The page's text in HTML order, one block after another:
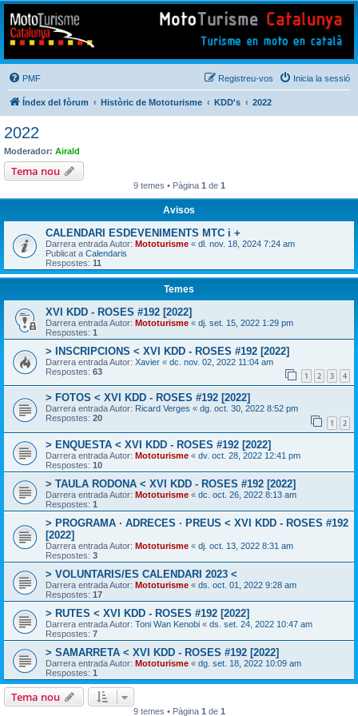
Mototurisme
Turisme en moto en català
PMF Inicia la sessió
Registreu-vos
Índex del fòrum Històric de Mototurisme KDD's 2022
2022
Moderador: Airald
Tema nou
9 temes • Pàgina 1 de 1
Avisos
CALENDARI ESDEVENIMENTS MTC i +
Darrera entrada Autor: Mototurisme « dl. nov. 18, 2024 7:24 am
Publicat a Calendaris
Respostes: 11
Temes
XVI KDD - ROSES #192 [2022]
Darrera entrada Autor: Mototurisme « dj. set. 15, 2022 1:29 pm
Respostes: 1
> INSCRIPCIONS < XVI KDD - ROSES #192 [2022]
Darrera entrada Autor: Xavier « dc. nov. 02, 2022 11:04 am
Respostes: 63 1 2 3 4
> FOTOS < XVI KDD - ROSES #192 [2022]
Darrera entrada Autor: Ricard Verges « dg. oct. 30, 2022 8:52 pm
Respostes: 20 1 2
> ENQUESTA < XVI KDD - ROSES #192 [2022]
Darrera entrada Autor: Mototurisme « dv. oct. 28, 2022 12:41 pm
Respostes: 10
> TAULA RODONA < XVI KDD - ROSES #192 [2022]
Darrera entrada Autor: Mototurisme « dc. oct. 26, 2022 8:13 am
Respostes: 1
> PROGRAMA · ADRECES · PREUS < XVI KDD - ROSES #192
[2022]
Darrera entrada Autor: Mototurisme « dj. oct. 13, 2022 8:31 am
Respostes: 3
> VOLUNTARIS/ES CALENDARI 2023 <
Darrera entrada Autor: Mototurisme « ds. oct. 01, 2022 9:28 am
Respostes: 17
> RUTES < XVI KDD - ROSES #192 [2022]
Darrera entrada Autor: Toni Wan Kenobi « ds. set. 24, 2022 10:47 am
Respostes: 7
> SAMARRETA < XVI KDD - ROSES #192 [2022]
Darrera entrada Autor: Mototurisme « dg. set. 18, 2022 10:09 am
Respostes: 1
Tema nou
9 temes • Pàgina 1 de 1